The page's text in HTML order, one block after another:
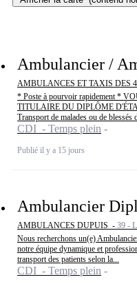
Ambulancier /
AMBULANCES ET TAXIS DES
* Poste à pourvoir rapidement *
TITULAIRE DU DIPLÔME
Transport de malades ou de blessés
CDI - Temps plein
Publié il y a 15 jours
Ambulancier
AMBULANCES DUPUIS - 39 -
Nous recherchons un(e)
notre équipe dynamique et
transport des patients selon la...
CDI - Temps plein